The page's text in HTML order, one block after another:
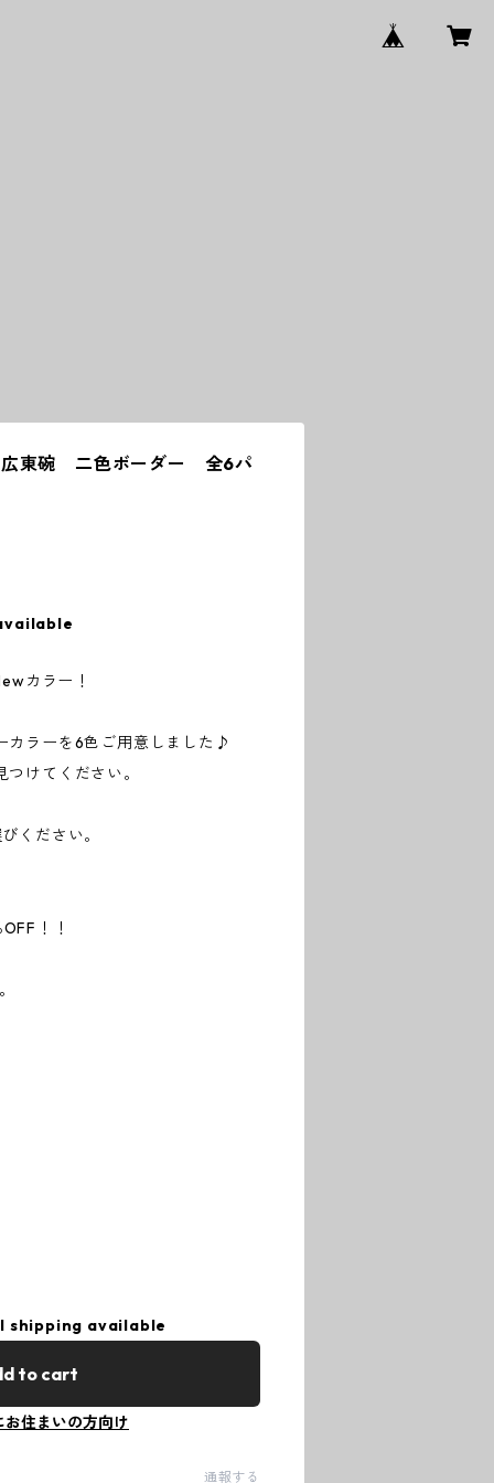
碗 二色ボーダー 全6パ
カラー！
カラーを6色ご用意しました♪
けてください。
ください。
！！
shipping available
to cart
お住まいの方向け
通報する